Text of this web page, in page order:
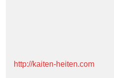
http://kaiten-heiten.com